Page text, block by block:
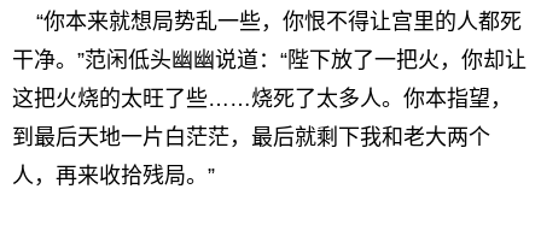
“你本来就想局势乱一些，你恨不得让宫里的人都死
干净。”范闲低头幽幽说道：“陛下放了一把火，你却让
这把火烧的太旺了些……烧死了太多人。你本指望，
到最后天地一片白茫茫，最后就剩下我和老大两个
人，再来收拾残局。”